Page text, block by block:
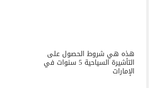
هذه هي شروط الحصول على
التأشيرة السياحية 5 سنوات في
الإمارات